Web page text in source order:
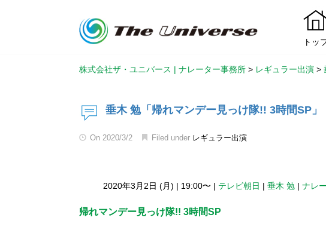
トッ
株式会社ザ・ユニバース | ナレーター事務所 > レギュラー出演 >
垂木 勉「帰れマンデー見っけ隊!! 3時間SP」
On 2020/3/2 Filed under レギュラー出演
2020年3月2日 (月) | 19:00〜 | テレビ朝日 | 垂木 勉 | ナレ
帰れマンデー見っけ隊!! 3時間SP